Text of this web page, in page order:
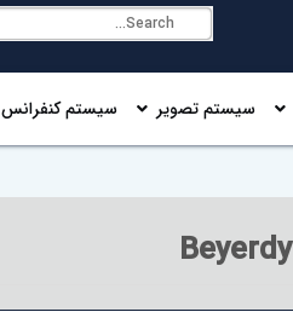
سیستم تصویر سیستم کنفرانس